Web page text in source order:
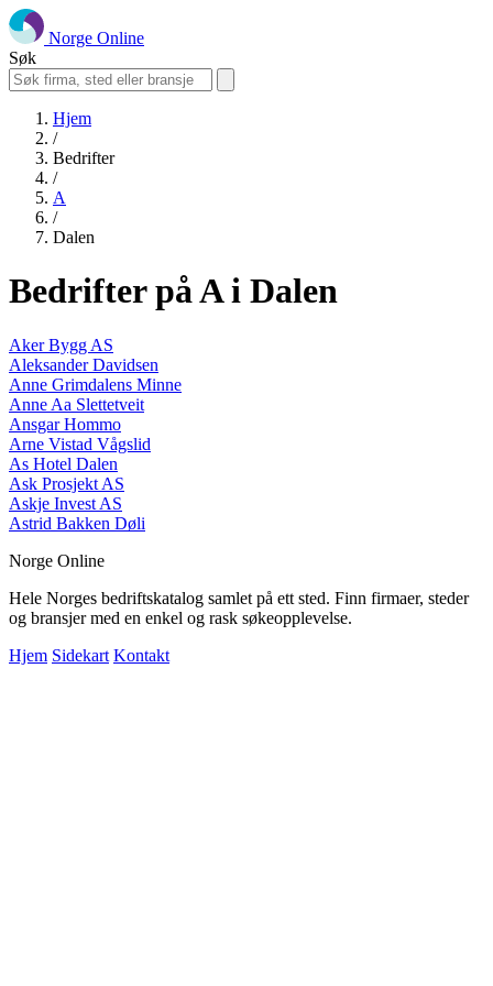
Norge Online
Søk
Hjem
/
Bedrifter
/
A
/
Dalen
Bedrifter på A i Dalen
Aker Bygg AS
Aleksander Davidsen
Anne Grimdalens Minne
Anne Aa Slettetveit
Ansgar Hommo
Arne Vistad Vågslid
As Hotel Dalen
Ask Prosjekt AS
Askje Invest AS
Astrid Bakken Døli
Norge Online
Hele Norges bedriftskatalog samlet på ett sted. Finn firmaer, steder
og bransjer med en enkel og rask søkeopplevelse.
Hjem Sidekart Kontakt